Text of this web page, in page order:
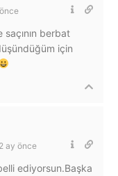
berbat
için
2 ay önce
ediyorsun.Başka